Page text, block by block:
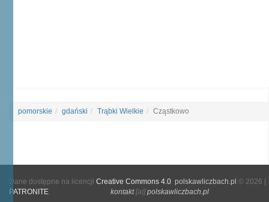
pomorskie gdański Trąbki Wielkie Cząstkowo
Dane dostępne na licencji Creative Commons 4.0. polskawliczbach.pl © 2026 |
PATRONITE
kontakt[at]polskawliczbach.pl